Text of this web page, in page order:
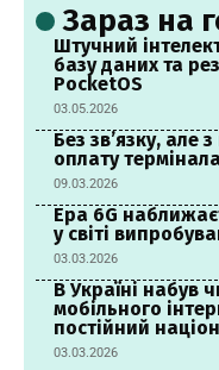
Зараз на
Штучний
базу даних та
PocketOS
03.05.2026
Без зв’язку, але
оплату
09.03.2026
Ера 6G
у світі
03.03.2026
В Україні набув
мобільного
постійний
03.03.2026